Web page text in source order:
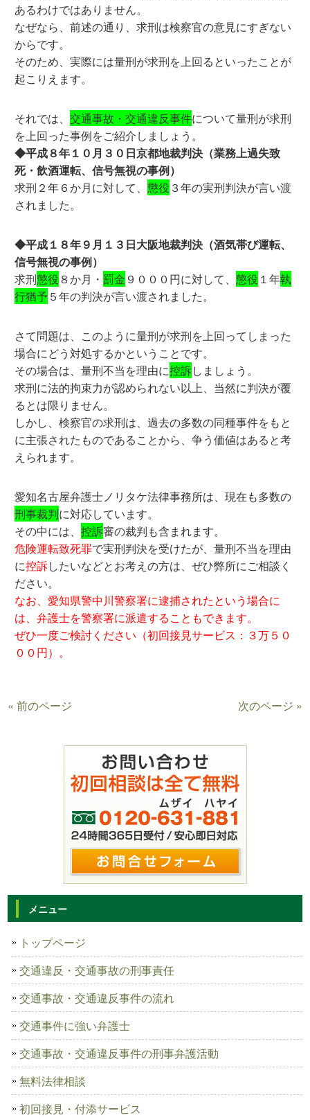
あるわけではありません。
なぜなら、前述の通り、求刑は検察官の意見にすぎない
からです。
そのため、実際には量刑が求刑を上回るといったことが
起こりえます。
それでは、交通事故・交通違反事件について量刑が求刑
を上回った事例をご紹介しましょう。
◆平成８年１０月３０日京都地裁判決（業務上過失致
死・飲酒運転、信号無視の事例）
求刑２年６か月に対して、懲役 ３年の実刑判決が言い渡
されました。
◆平成１８年９月１３日大阪地裁判決（酒気帯び運転、
信号無視の事例）
求刑懲役８か月・罰金 ９０００円に対して、懲役 １年執
行猶予 ５年の判決が言い渡されました。
さて問題は、このように量刑が求刑を上回ってしまった
場合にどう対処するかということです。
その場合は、量刑不当を理由に控訴しましょう。
求刑に法的拘束力が認められない以上、当然に判決が覆
るとは限りません。
しかし、検察官の求刑は、過去の多数の同種事件をもと
に主張されたものであることから、争う価値はあると考
えられます。
愛知名古屋弁護士ノリタケ法律事務所は、現在も多数の
刑事裁判に対応しています。
その中には、控訴審の裁判も含まれます。
危険運転致死罪で実刑判決を受けたが、量刑不当を理由
に控訴したいなどとお考えの方は、ぜひ弊所にご相談く
ださい。
なお、愛知県警中川警察署に逮捕されたという場合に
は、弁護士を警察署に派遣することもできます。
ぜひ一度ご検討ください（初回接見サービス：３万５０
００円）。
« 前のページ 次のページ »
メニュー
トップページ
交通違反・交通事故の刑事責任
交通事故・交通違反事件の流れ
交通事件に強い弁護士
交通事故・交通違反事件の刑事弁護活動
無料法律相談
初回接見・付添サービス